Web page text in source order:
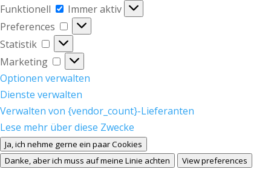
Funktionell
Funktionell
Immer aktiv
Preferences
Preferences
Statistik
Statistik
Marketing
Marketing
Optionen verwalten
Dienste verwalten
Verwalten von {vendor_count}-Lieferanten
Lese mehr über diese Zwecke
Ja, ich nehme gerne ein paar Cookies
Danke, aber ich muss auf meine Linie achten
View preferences